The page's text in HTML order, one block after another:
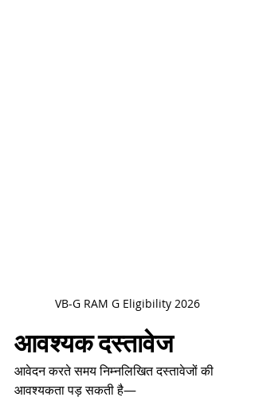
VB-G RAM G Eligibility 2026
आवश्यक दस्तावेज
आवेदन करते समय निम्नलिखित दस्तावेजों की
आवश्यकता पड़ सकती है—